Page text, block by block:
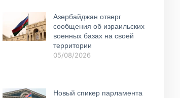
Азербайджан отверг
сообщения об израильских
военных базах на своей
территории
05/08/2026
Новый спикер парламента